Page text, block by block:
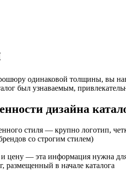
одинаковой толщины, вы
был узнаваемым,
дизайна
стиля — крупно логотип,
со строгим стилем)
и цену — эта информация нужна
размещенный в начале каталога